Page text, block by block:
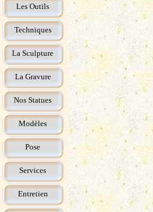
Les Outils
Techniques
La Sculpture
La Gravure
Nos Statues
Modèles
Pose
Services
Entretien